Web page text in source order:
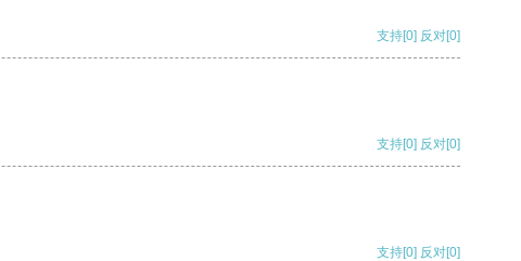
支持[0] 反对[0]
支持[0] 反对[0]
支持[0] 反对[0]